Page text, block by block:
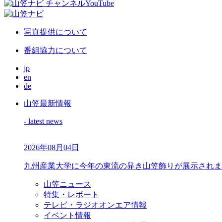
写真提供について
番組協力について
jp
en
de
山笠最新情報
- latest news
2026年08月04日
九州産業大学に今年の東流の舁き山笠飾りが展示され
山笠ニュース
特集・レポート
テレビ・ラジオオンエア情報
イベント情報